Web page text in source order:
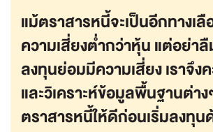
แม้ตราสารหนี้จะเป็นอีกทางเ
ความเสี่ยงต่ำกว่าหุ้น แต่อย่า
ลงทุนย่อมมีความเสี่ยง เราจึ
และวิเคราะห์ข้อมูลพื้นฐานต่า
ตราสารหนี้ให้ดีก่อนเริ่มลงทุน